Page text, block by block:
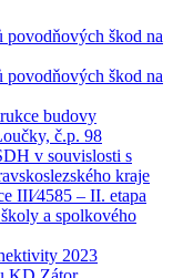
povodňových škod na
povodňových škod na
budovy
č.p. 98
v souvislosti s
kraje
III⁄4585 – II. etapa
a spolkového
2023